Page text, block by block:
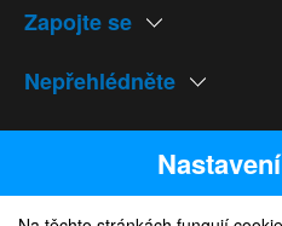
Zapojte se
Nepřehlédněte
Naše weby